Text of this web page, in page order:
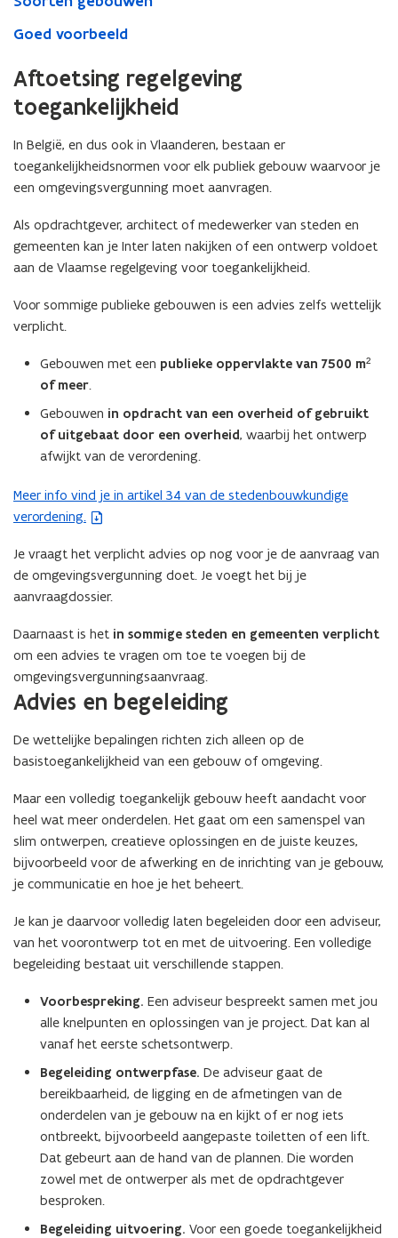
Goed voorbeeld
Aftoetsing regelgeving
toegankelijkheid
In België, en dus ook in Vlaanderen, bestaan er
toegankelijkheidsnormen voor elk publiek gebouw waarvoor je
een omgevingsvergunning moet aanvragen.
Als opdrachtgever, architect of medewerker van steden en
gemeenten kan je Inter laten nakijken of een ontwerp voldoet
aan de Vlaamse regelgeving voor toegankelijkheid.
Voor sommige publieke gebouwen is een advies zelfs wettelijk
verplicht.
Gebouwen met een publieke oppervlakte van 7500 m²
of meer.
Gebouwen in opdracht van een overheid of gebruikt
of uitgebaat door een overheid, waarbij het ontwerp
afwijkt van de verordening.
Meer info vind je in artikel 34 van de stedenbouwkundige
verordening.
(
b
s
t
a
e
t
n
n
i
e
u
v
e
n
Je vraagt het verplicht advies op nog voor je de aanvraag van
de omgevingsvergunning doet. Je voegt het bij je
aanvraagdossier.
Daarnaast is het in sommige steden en gemeenten verplicht
om een advies te vragen om toe te voegen bij de
omgevingsvergunningsaanvraag.
Advies en begeleiding
De wettelijke bepalingen richten zich alleen op de
basistoegankelijkheid van een gebouw of omgeving.
Maar een volledig toegankelijk gebouw heeft aandacht voor
heel wat meer onderdelen. Het gaat om een samenspel van
slim ontwerpen, creatieve oplossingen en de juiste keuzes,
bijvoorbeeld voor de afwerking en de inrichting van je gebouw,
je communicatie en hoe je het beheert.
Je kan je daarvoor volledig laten begeleiden door een adviseur,
van het voorontwerp tot en met de uitvoering. Een volledige
begeleiding bestaat uit verschillende stappen.
Voorbespreking. Een adviseur bespreekt samen met jou
alle knelpunten en oplossingen van je project. Dat kan al
vanaf het eerste schetsontwerp.
Begeleiding ontwerpfase. De adviseur gaat de
bereikbaarheid, de ligging en de afmetingen van de
onderdelen van je gebouw na en kijkt of er nog iets
ontbreekt, bijvoorbeeld aangepaste toiletten of een lift.
Dat gebeurt aan de hand van de plannen. Die worden
zowel met de ontwerper als met de opdrachtgever
besproken.
Begeleiding uitvoering. Voor een goede toegankelijkheid